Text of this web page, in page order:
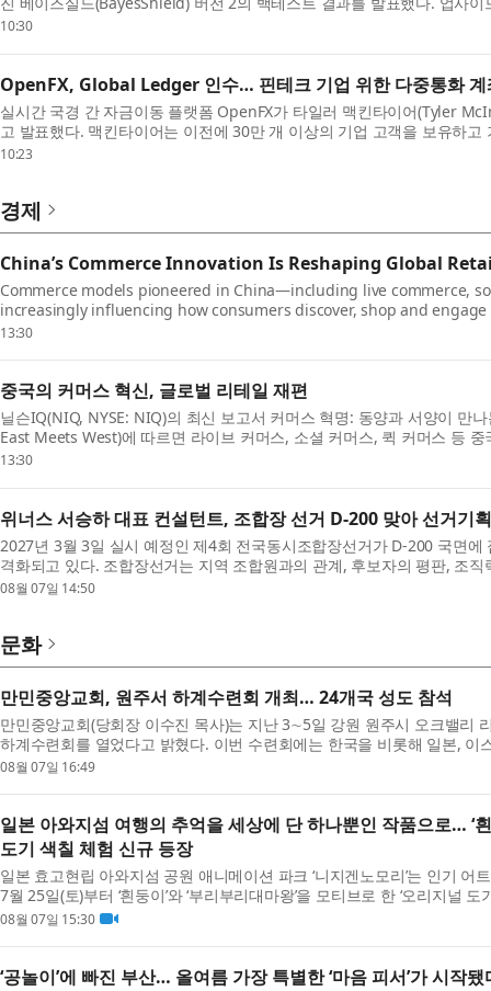
암호화폐 시장 전반에서 가...
10:30
OpenFX, Global Ledger 인수… 핀테크 기업 위한 다중통화 계
실시간 국경 간 자금이동 플랫폼 OpenFX가 타일러 맥킨타이어(Tyler
고 발표했다. 맥킨타이어는 이전에 30만 개 이상의 기업 고객을 보유하
은행(네오뱅크) Novo를 공동 창...
10:23
경제
China’s Commerce Innovation Is Reshaping Global
Commerce models pioneered in China—including live commerce,
increasingly influencing how consumers discover, shop and
to latest report from NIQ (NYSE:NIQ), The C...
13:30
중국의 커머스 혁신, 글로벌 리테일 재편
닐슨IQ(NIQ, NYSE: NIQ)의 최신 보고서 커머스 혁명: 동양과 서양이 만
East Meets West)에 따르면 라이브 커머스, 소셜 커머스, 퀵 커머스 등
들의 제품 발견, 쇼핑 및 브랜드...
13:30
위너스 서승하 대표 컨설턴트, 조합장 선거 D-200 맞아 선거기
2027년 3월 3일 실시 예정인 제4회 전국동시조합장선거가 D-200 국면
격화되고 있다. 조합장선거는 지역 조합원과의 관계, 후보자의 평판, 조
선거법 준수 여부가 함께 작용...
08월 07일 14:50
문화
만민중앙교회, 원주서 하계수련회 개최… 24개국 성도 참석
만민중앙교회(당회장 이수진 목사)는 지난 3∼5일 강원 원주시 오크밸리
하계수련회를 열었다고 밝혔다. 이번 수련회에는 한국을 비롯해 일본, 이
성도가 참석했다. 이수...
08월 07일 16:49
일본 아와지섬 여행의 추억을 세상에 단 하나뿐인 작품으로… ‘
도기 색칠 체험 신규 등장
일본 효고현립 아와지섬 공원 애니메이션 파크 ‘니지겐노모리’는 인기 어
7월 25일(토)부터 ‘흰둥이’와 ‘부리부리대마왕’을 모티브로 한 ‘오리지널
보이는 이번 체험은...
08월 07일 15:30
‘공놀이’에 빠진 부산… 올여름 가장 특별한 ‘마음 피서’가 시작됐